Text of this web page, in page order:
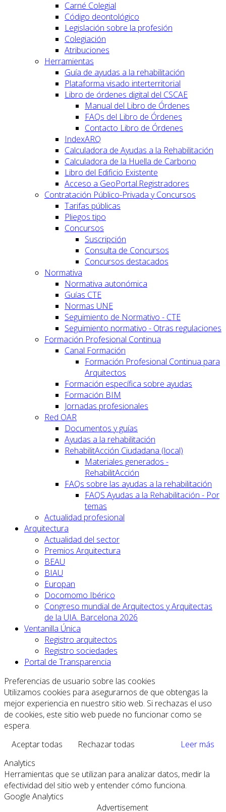
Carné Colegial
Código deontológico
Legislación sobre la profesión
Colegiación
Atribuciones
Herramientas
Guía de ayudas a la rehabilitación
Plataforma visado interterritorial
Libro de órdenes digital del CSCAE
Manual del Libro de Órdenes
FAQs del Libro de Órdenes
Contacto Libro de Órdenes
IndexARQ
Calculadora de Ayudas a la Rehabilitación
Calculadora de la Huella de Carbono
Libro del Edificio Existente
Acceso a GeoPortal.Registradores
Contratación Público-Privada y Concursos
Tarifas públicas
Pliegos tipo
Concursos
Suscripción
Consulta de Concursos
Concursos destacados
Normativa
Normativa autonómica
Guías CTE
Normas UNE
Seguimiento de Normativo - CTE
Seguimiento normativo - Otras regulaciones
Formación Profesional Continua
Canal Formación
Formación Profesional Continua para
Arquitectos
Formación específica sobre ayudas
Formación BIM
Jornadas profesionales
Red OAR
Documentos y guías
Ayudas a la rehabilitación
RehabilitAcción Ciudadana (local)
Materiales generados -
RehabilitAcción
FAQs sobre las ayudas a la rehabilitación
FAQS Ayudas a la Rehabilitación - Por
temas
Actualidad profesional
Arquitectura
Actualidad del sector
Premios Arquitectura
BEAU
BIAU
Europan
Docomomo Ibérico
Congreso mundial de Arquitectos y Arquitectas
de la UIA. Barcelona 2026
Ventanilla Única
Registro arquitectos
Registro sociedades
Portal de Transparencia
Preferencias de usuario sobre las cookies
Utilizamos cookies para asegurarnos de que obtengas la
mejor experiencia en nuestro sitio web. Si rechazas el uso
de cookies, este sitio web puede no funcionar como se
espera.
Aceptar todas
Rechazar todas
Leer más
Analytics
Herramientas que se utilizan para analizar datos, medir la
efectividad del sitio web y entender cómo funciona.
Google Analytics
Advertisement